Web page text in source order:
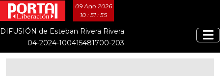
09 Ago 2026
10 : 51 : 56
DIFUSIÓN de Esteban Rivera Rivera
04-2024-100415481700-203